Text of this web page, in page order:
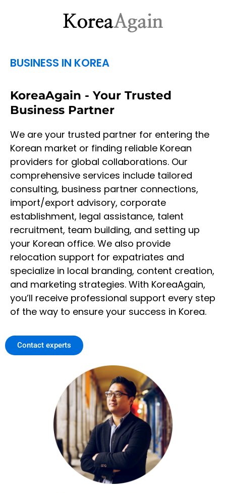
BUSINESS IN KOREA
KoreaAgain - Your Trusted
Business Partner
We are your trusted partner for entering the
Korean market or finding reliable Korean
providers for global collaborations. Our
comprehensive services include tailored
consulting, business partner connections,
import/export advisory, corporate
establishment, legal assistance, talent
recruitment, team building, and setting up
your Korean office. We also provide
relocation support for expatriates and
specialize in local branding, content creation,
and marketing strategies. With KoreaAgain,
you’ll receive professional support every step
of the way to ensure your success in Korea.
Contact experts